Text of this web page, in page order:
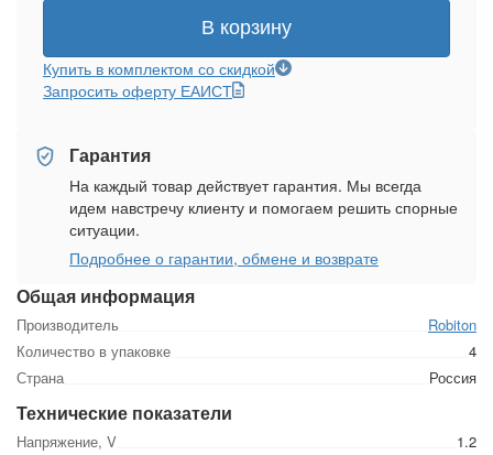
Общая информация
Производитель
Robiton
Количество в упаковке
4
Страна
Россия
Технические показатели
Напряжение, V
1.2
В корзину
Купить в комплектом со скидкой
Запросить оферту ЕАИСТ
Гарантия
На каждый товар действует гарантия. Мы всегда
идем навстречу клиенту и помогаем решить спорные
ситуации.
Подробнее о гарантии, обмене и возврате